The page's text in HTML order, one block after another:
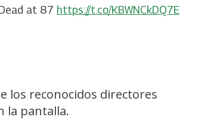
at 87 https://t.co/KBWNCkDQ7E
los reconocidos directores
la pantalla.